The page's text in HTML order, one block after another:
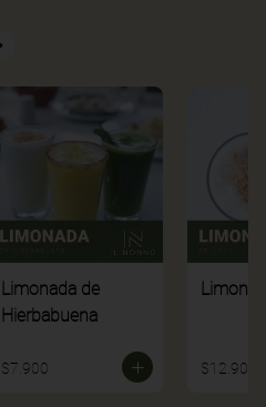
Limonada de
Hierbabuena
$7.900 $12.900